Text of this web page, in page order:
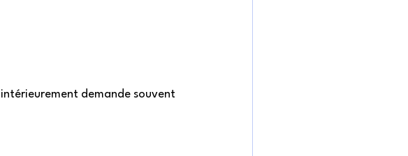
demande souvent